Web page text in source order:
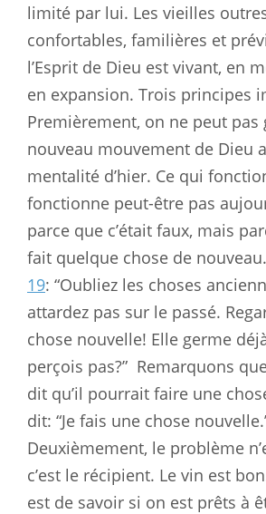
limité par lui. Les vieilles
confortables, familières et
l’Esprit de Dieu est vivant, en
en expansion. Trois principes
Premièrement, on ne peut pas
nouveau mouvement de Dieu
mentalité d’hier. Ce qui
fonctionne peut-être pas
parce que c’était faux, mais
fait quelque chose de nouveau.
19: “Oubliez les choses
attardez pas sur le passé.
chose nouvelle! Elle germe
perçois pas?” Remarquons
dit qu’il pourrait faire une
dit: “Je fais une chose
Deuxièmement, le problème
c’est le récipient. Le vin est
est de savoir si on est prêts à